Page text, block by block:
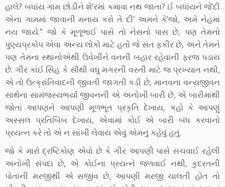
હાલે? બધાંય ગામ છોડીને શે’રમાં કમાવા નથ જાતા? ઈ બધાંયને જે’દી
એના ગામમાં જાવાની મનાય કરો તે દી’ અમને કે’જો, અમે નેહમાં
નય જાયે.” જો કે મૂળૂભાઈ પાસે તો નેસનો પાસ છે, પણ તેમનો
પુણ્યપ્રકોપ એવા અન્ય લોકો માટે હતો જે સંત ફકીર છે, અને તેમને
પણ તેમના સ્થાનોએથી ઉવેખીને વનની બહાર રહેવાની ફરજ પડાય
છે. ગીર કાંઈ સિંહ કે સૌથી વધુ મગરની વસ્તી માટે જ પ્રખ્યાત નથી,
એ તો ઉત્ક્રાંતિવાદની જીવતી જાગતી કડી છે, માનવના વન્યજીવન
સાથેના સામંજસ્યભર્યા જીવનની એ અનોખી બારી છે, એ બારીમાંથી
જોતાં આપણને આપણી મૂળભૂત પ્રકૃતિ દેખાય, કહો કે આપણું
અસ્સલ પ્રતિબિંબ દેખાય, એવામાં કોઈ એ બારી બંધ કરવાનો
પ્રયત્ન કરે તો એ ન સાંખી લેવાય એવું એમનું કહેવું હતું.
જો કે મારો દ્રષ્ટિકોણ એવો છે કે ગીર આપણી પાસે સચવાઈ રહેલી
અનોખી સંપદા છે, એ કોઈના પ્રયત્ને જળવાઈ નથી, કુદરતની
પોતાની મરજીથી એ સજીવ છે, આપણી મરજી ચાલતી હોત તો